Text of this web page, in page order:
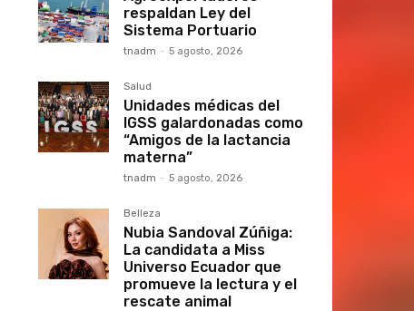
respaldan Ley del
Sistema Portuario
tnadm - 5 agosto, 2026
Salud
Unidades médicas del
IGSS galardonadas como
“Amigos de la lactancia
materna”
tnadm - 5 agosto, 2026
Belleza
Nubia Sandoval Zúñiga:
La candidata a Miss
Universo Ecuador que
promueve la lectura y el
rescate animal